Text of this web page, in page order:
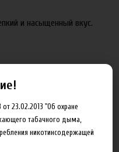
и насыщенный вкус.
23.02.2013 "Об охране
табачного дыма,
никотинсодержащей